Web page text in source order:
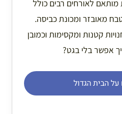
לאורחים רבים כולל
מאובזר ומכונת כביסה.
קטנות ומקסימות וכמובן
אפשר בלי בגט?
הבית הגדול